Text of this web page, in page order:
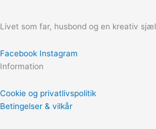
Livet som far, husbond og en kreativ sjæl
Facebook Instagram
Information
Cookie og privatlivspolitik
Betingelser & vilkår